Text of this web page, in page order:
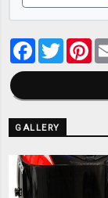
Facebook
Twitter
GALLERY